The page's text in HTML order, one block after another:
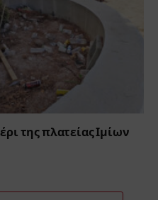
της πλατείας Ιμίων